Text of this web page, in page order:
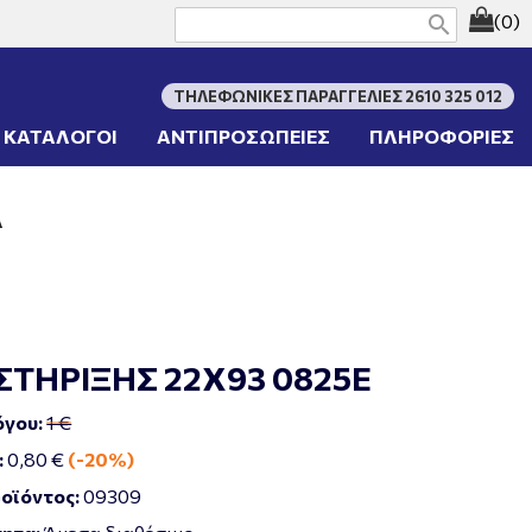
(0)
search
ΤΗΛΕΦΩΝΙΚΕΣ ΠΑΡΑΓΓΕΛΙΕΣ 2610 325 012
ΚΑΤΑΛΟΓΟΙ ΑΝΤΙΠΡΟΣΩΠΕΙΕΣ ΠΛΗΡΟΦΟΡΙΕΣ
22Χ93 0825Ε
1 €
0,80 € (-20%)
09309